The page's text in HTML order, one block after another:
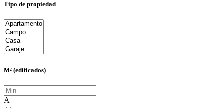
Tipo de propiedad
M² (edificados)
A